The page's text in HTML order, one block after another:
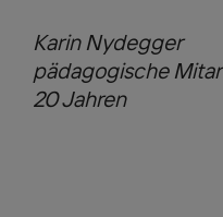
Karin Nydegger
pädagogische
20 Jahren